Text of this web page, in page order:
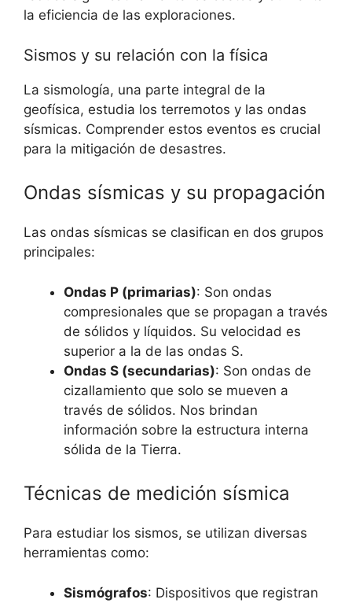
la eficiencia de las exploraciones.
Sismos y su relación con la física
La sismología, una parte integral de la
geofísica, estudia los terremotos y las ondas
sísmicas. Comprender estos eventos es crucial
para la mitigación de desastres.
Ondas sísmicas y su propagación
Las ondas sísmicas se clasifican en dos grupos
principales:
Ondas P (primarias): Son ondas
compresionales que se propagan a través
de sólidos y líquidos. Su velocidad es
superior a la de las ondas S.
Ondas S (secundarias): Son ondas de
cizallamiento que solo se mueven a
través de sólidos. Nos brindan
información sobre la estructura interna
sólida de la Tierra.
Técnicas de medición sísmica
Para estudiar los sismos, se utilizan diversas
herramientas como:
Sismógrafos: Dispositivos que registran